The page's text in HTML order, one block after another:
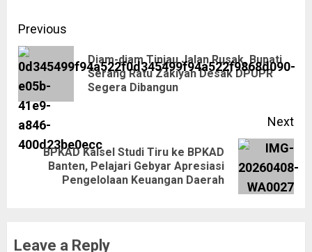
Previous
Diam-diam Tinjau Jalan Rusak, Bupati
Serang Ratu Zakiyah Desak DPUPR
Segera Dibangun
Next
BPKAD Kalsel Studi Tiru ke BPKAD
Banten, Pelajari Gebyar Apresiasi
Pengelolaan Keuangan Daerah
Leave a Reply